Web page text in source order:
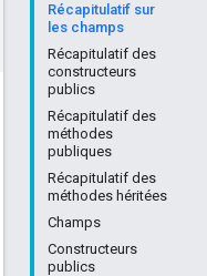
Récapitulatif sur
les champs
Récapitulatif des
constructeurs
publics
Récapitulatif des
méthodes
publiques
Récapitulatif des
méthodes héritées
Champs
Constructeurs
publics